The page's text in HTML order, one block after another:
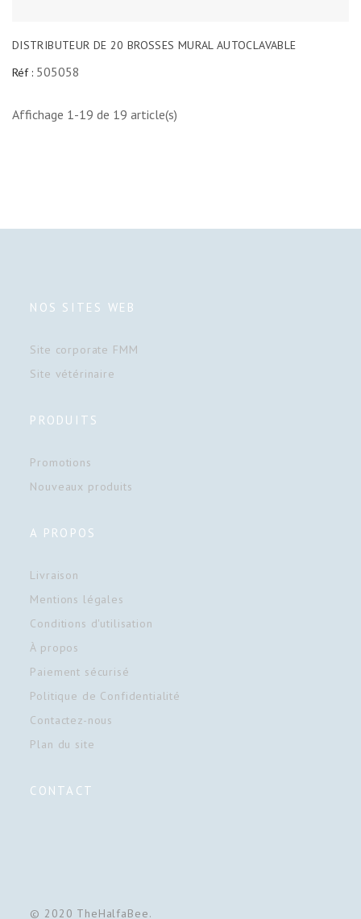
DISTRIBUTEUR DE 20 BROSSES MURAL AUTOCLAVABLE
Réf : 505058
Affichage 1-19 de 19 article(s)
NOS SITES WEB
Site corporate FMM
Site vétérinaire
PRODUITS
Promotions
Nouveaux produits
A PROPOS
Livraison
Mentions légales
Conditions d'utilisation
À propos
Paiement sécurisé
Politique de Confidentialité
Contactez-nous
Plan du site
CONTACT
© 2020 TheHalfaBee.